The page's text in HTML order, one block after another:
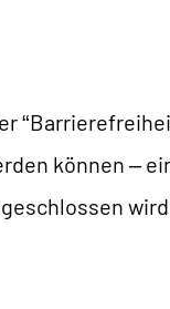
&
können –